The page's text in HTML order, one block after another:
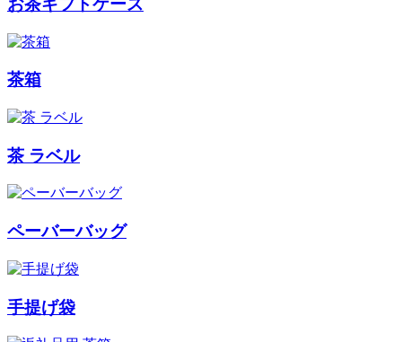
お茶ギフトケース
茶箱
茶 ラベル
ペーバーバッグ
手提げ袋